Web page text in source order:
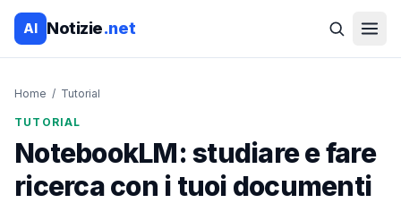
AI Notizie.net
Home / Tutorial
TUTORIAL
NotebookLM: studiare e fare
ricerca con i tuoi documenti